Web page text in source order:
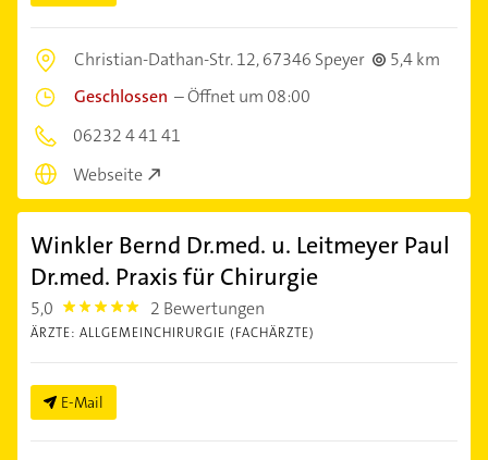
Christian-Dathan-Str. 12,67346 Speyer
5,4 km
Geschlossen –Öffnet um 08:00
06232 4 41 41
Webseite
Winkler Bernd Dr.med. u. Leitmeyer Paul
Dr.med. Praxis für Chirurgie
5,0 5.0 2 Bewertungen
ÄRZTE: ALLGEMEINCHIRURGIE (FACHÄRZTE)
E-Mail